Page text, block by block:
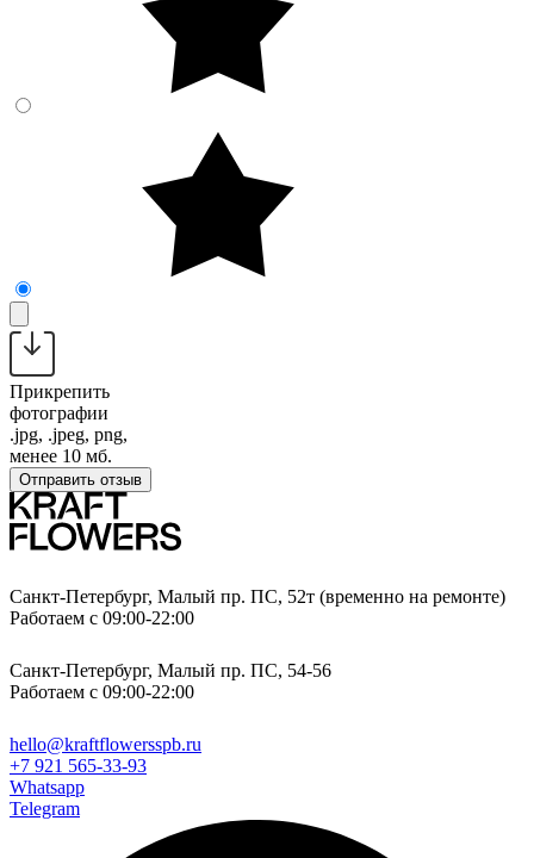
Прикрепить
фотографии
.jpg, .jpeg, png,
менее 10 мб.
Отправить отзыв
Санкт-Петербург, Малый пр. ПС, 52т (временно на ремонте)
Работаем с 09:00-22:00
Санкт-Петербург, Малый пр. ПС, 54-56
Работаем с 09:00-22:00
hello@kraftflowersspb.ru
+7 921 565-33-93
Whatsapp
Telegram